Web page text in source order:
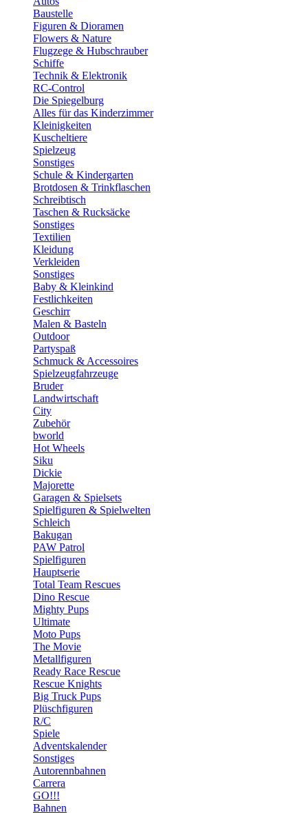
Baustelle
Figuren & Dioramen
Flowers & Nature
Flugzege & Hubschrauber
Schiffe
Technik & Elektronik
RC-Control
Die Spiegelburg
Alles für das Kinderzimmer
Kleinigkeiten
Kuscheltiere
Spielzeug
Sonstiges
Schule & Kindergarten
Brotdosen & Trinkflaschen
Schreibtisch
Taschen & Rucksäcke
Sonstiges
Textilien
Kleidung
Verkleiden
Sonstiges
Baby & Kleinkind
Festlichkeiten
Geschirr
Malen & Basteln
Outdoor
Partyspaß
Schmuck & Accessoires
Spielzeugfahrzeuge
Bruder
Landwirtschaft
City
Zubehör
bworld
Hot Wheels
Siku
Dickie
Majorette
Garagen & Spielsets
Spielfiguren & Spielwelten
Schleich
Bakugan
PAW Patrol
Spielfiguren
Hauptserie
Total Team Rescues
Dino Rescue
Mighty Pups
Ultimate
Moto Pups
The Movie
Metallfiguren
Ready Race Rescue
Rescue Knights
Big Truck Pups
Plüschfiguren
R/C
Spiele
Adventskalender
Sonstiges
Autorennbahnen
Carrera
GO!!!
Bahnen